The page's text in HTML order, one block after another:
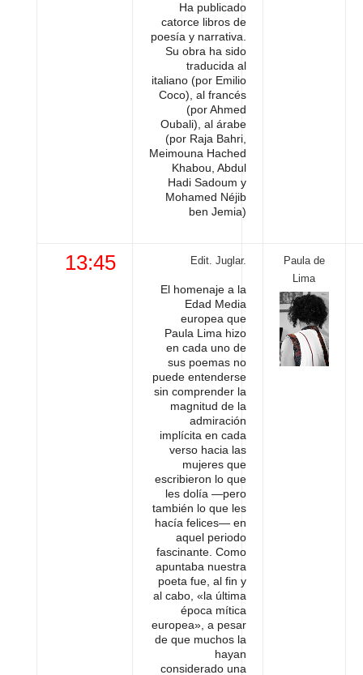
Ha publicado
catorce libros de
poesía y narrativa.
Su obra ha sido
traducida al
italiano (por Emilio
Coco), al francés
(por Ahmed
Oubali), al árabe
(por Raja Bahri,
Meimouna Hached
Khabou, Abdul
Hadi Sadoum y
Mohamed Néjib
ben Jemia)
13:45 Edit. Juglar.
El homenaje a la
Edad Media
europea que
Paula Lima hizo
en cada uno de
sus poemas no
puede entenderse
sin comprender la
magnitud de la
admiración
implícita en cada
verso hacia las
mujeres que
escribieron lo que
les dolía —pero
también lo que les
hacía felices— en
aquel periodo
fascinante. Como
apuntaba nuestra
poeta fue, al fin y
al cabo, «la última
época mítica
europea», a pesar
de que muchos la
hayan
considerado una
Paula de
Lima